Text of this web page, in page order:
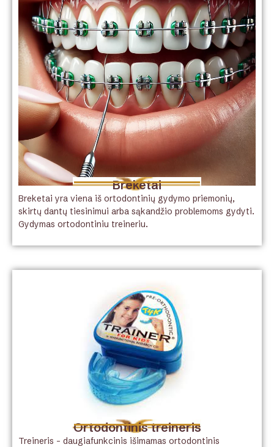
Breketai
Breketai yra viena iš ortodontinių gydymo priemonių,
skirtų dantų tiesinimui arba sąkandžio problemoms gydyti.
Gydymas ortodontiniu treineriu.
Ortodontinis treineris
Treineris – daugiafunkcinis išimamas ortodontinis